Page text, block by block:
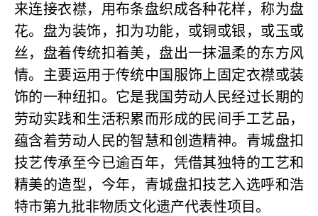
来连接衣襟，用布条盘织成各种花样，称为盘
花。盘为装饰，扣为功能，或铜或银，或玉或
丝，盘着传统扣着美，盘出一抹温柔的东方风
情。主要运用于传统中国服饰上固定衣襟或装
饰的一种纽扣。它是我国劳动人民经过长期的
劳动实践和生活积累而形成的民间手工艺品，
蕴含着劳动人民的智慧和创造精神。青城盘扣
技艺传承至今已逾百年，凭借其独特的工艺和
精美的造型，今年，青城盘扣技艺入选呼和浩
特市第九批非物质文化遗产代表性项目。